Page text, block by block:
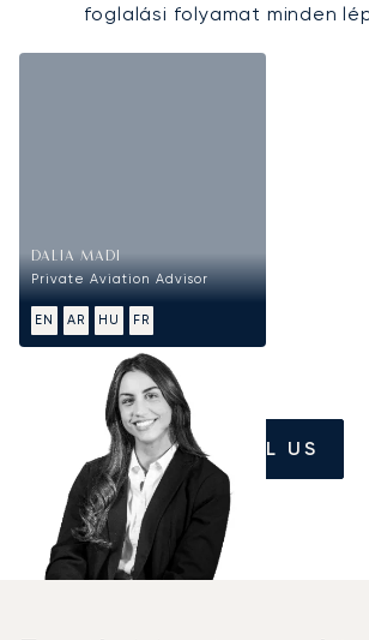
foglalási folyamat minden
DALIA MADI
Private Aviation Advisor
EN AR HU FR
CALL US